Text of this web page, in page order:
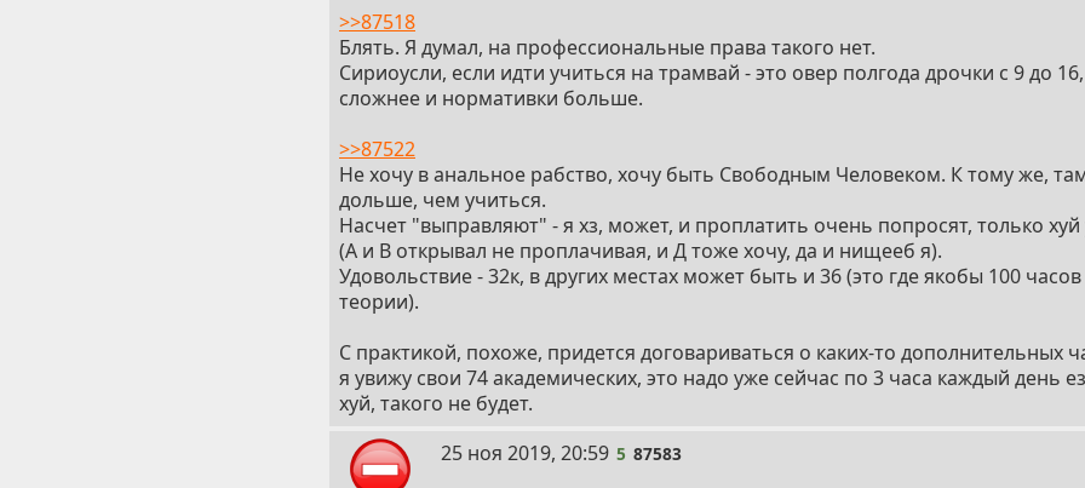
>>87518
Блять. Я думал, на профессиональные права такого нет.
Сириоусли, если идти учиться на трамвай - это овер полгода дрочки с 9 до
сложнее и нормативки больше.
>>87522
Не хочу в анальное рабство, хочу быть Свободным Человеком. К тому же,
дольше, чем учиться.
Насчет "выправляют" - я хз, может, и проплатить очень попросят, только хуй
(А и В открывал не проплачивая, и Д тоже хочу, да и нищееб я).
Удовольствие - 32к, в других местах может быть и 36 (это где якобы 100
теории).
С практикой, похоже, придется договариваться о каких-то дополнительных
я увижу свои 74 академических, это надо уже сейчас по 3 часа каждый день
хуй, такого не будет.
5
25 ноя 2019, 20:59 5 87583